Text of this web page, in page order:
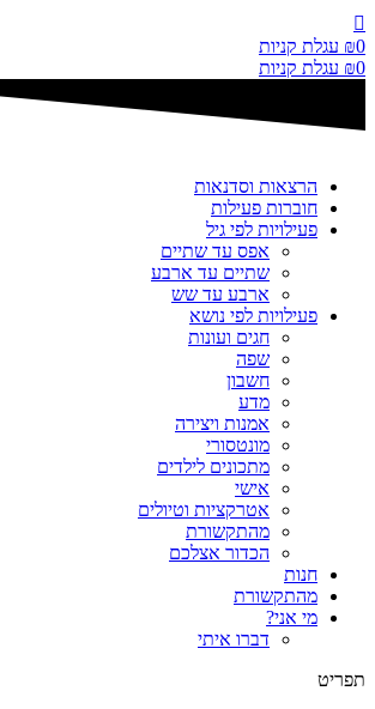
דלג
לתוכן
₪0
עגלת קניות
₪0 עגלת קניות
הרצאות וסדנאות
חוברות פעילות
פעילויות לפי גיל
אפס עד שתיים
שתיים עד ארבע
ארבע עד שש
פעילויות לפי נושא
חגים ועונות
שפה
חשבון
מדע
אמנות ויצירה
מונטסורי
מתכונים לילדים
אישי
אטרקציות וטיולים
מהתקשורת
הכדור אצלכם
חנות
מהתקשורת
מי אני?
דברו איתי
תפריט